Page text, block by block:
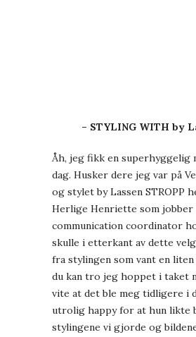
– STYLING WITH by
Åh, jeg fikk en superhyggelig
dag. Husker dere jeg var på
og stylet by Lassen STROPP
Herlige Henriette som jobber
communication coordinator
skulle i etterkant av dette
fra stylingen som vant en
du kan tro jeg hoppet i taket
vite at det ble meg tidligere i
utrolig happy for at hun likte
stylingene vi gjorde og